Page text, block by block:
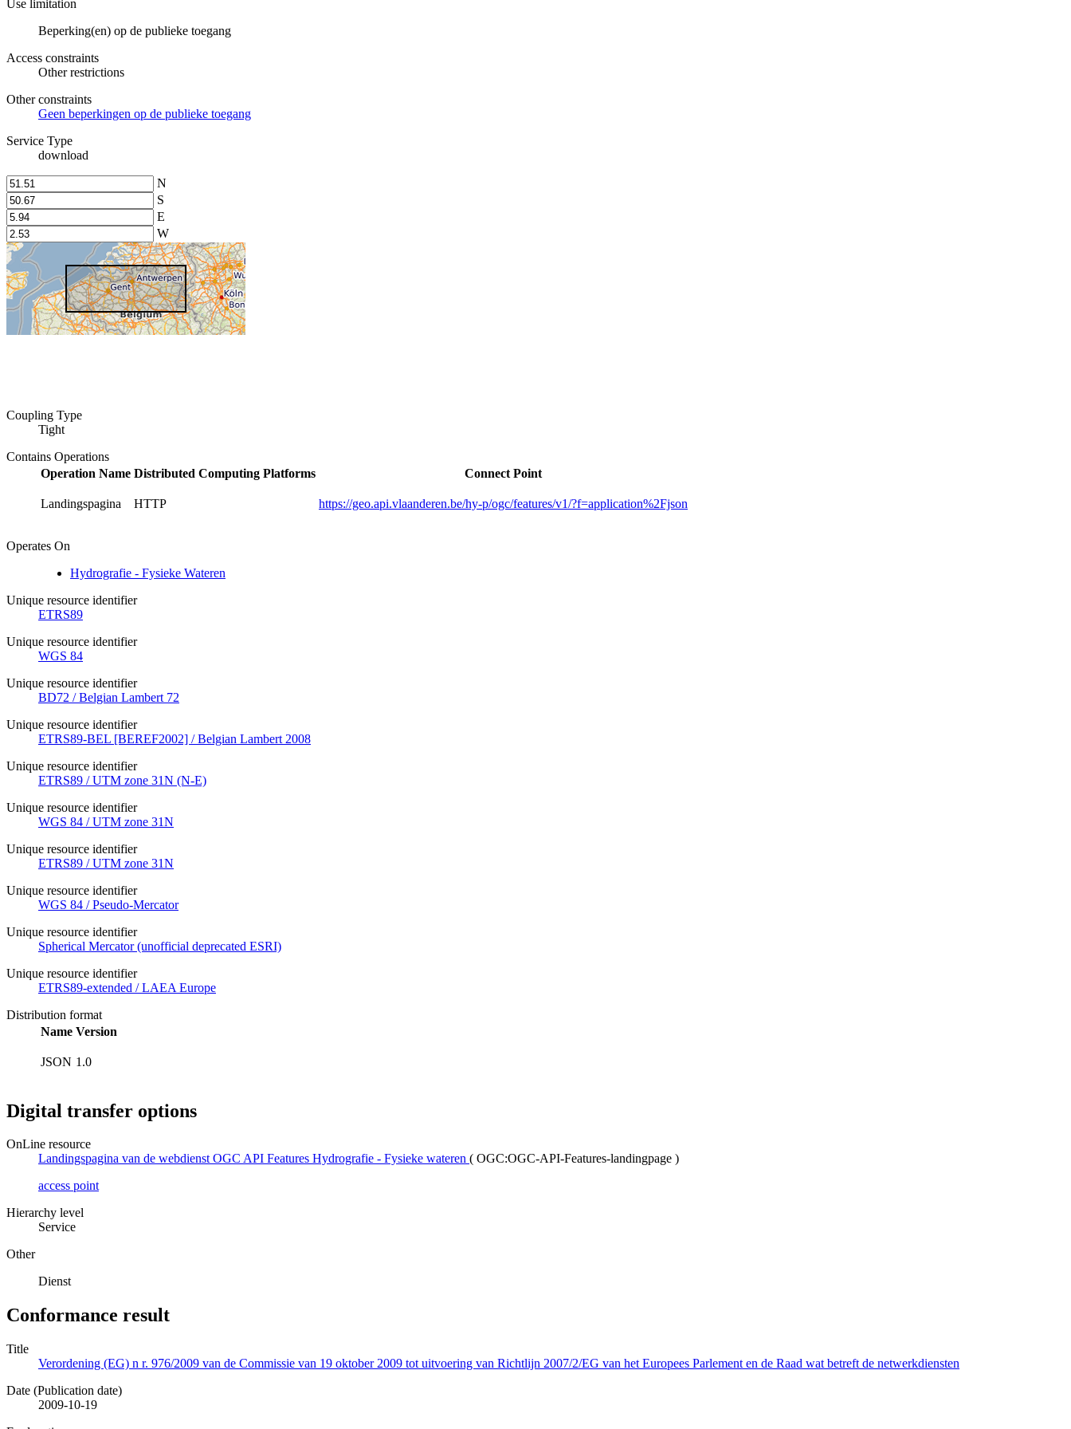
Use limitation
Beperking(en) op de publieke toegang
Access constraints
Other restrictions
Other constraints
Geen beperkingen op de publieke toegang
Service Type
download
N
S
E
W
Coupling Type
Tight
Contains Operations
Operation Name Distributed Computing Platforms Connect Point
Landingspagina HTTP https://geo.api.vlaanderen.be/hy-p/ogc/features/v1/?f=application%2Fjson
Operates On
Hydrografie - Fysieke Wateren
Unique resource identifier
ETRS89
Unique resource identifier
WGS 84
Unique resource identifier
BD72 / Belgian Lambert 72
Unique resource identifier
ETRS89-BEL [BEREF2002] / Belgian Lambert 2008
Unique resource identifier
ETRS89 / UTM zone 31N (N-E)
Unique resource identifier
WGS 84 / UTM zone 31N
Unique resource identifier
ETRS89 / UTM zone 31N
Unique resource identifier
WGS 84 / Pseudo-Mercator
Unique resource identifier
Spherical Mercator (unofficial deprecated ESRI)
Unique resource identifier
ETRS89-extended / LAEA Europe
Distribution format
Name Version
JSON 1.0
Digital transfer options
OnLine resource
Landingspagina van de webdienst OGC API Features Hydrografie - Fysieke wateren ( OGC:OGC-API-Features-landingpage )
access point
Hierarchy level
Service
Other
Dienst
Conformance result
Title
Verordening (EG) n r. 976/2009 van de Commissie van 19 oktober 2009 tot uitvoering van Richtlijn 2007/2/EG van het Europees Parlement en de Raad wat betreft de netwerkdiensten
Date (Publication date)
2009-10-19